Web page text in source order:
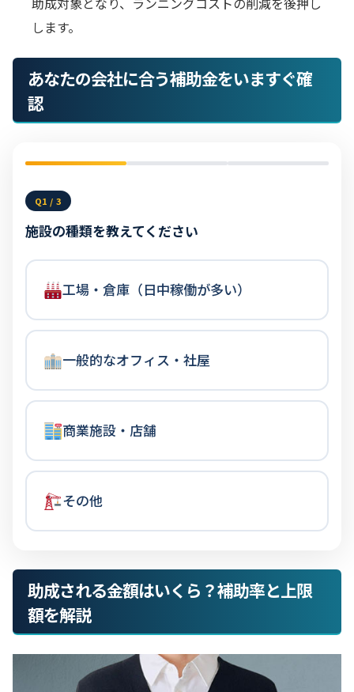
します。
あなたの会社に合う補助金をいますぐ確
認
Q1 / 3
施設の種類を教えてください
工場・倉庫（日中稼働が多い）
一般的なオフィス・社屋
商業施設・店舗
その他
助成される金額はいくら？補助率と上限
額を解説